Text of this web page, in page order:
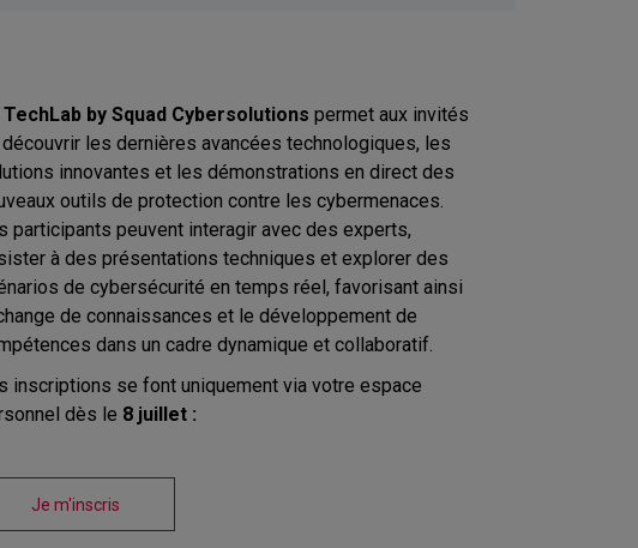
TechLab by Squad Cybersolutions permet aux invités
les dernières avancées technologiques, les
innovantes et les démonstrations en direct des
outils de protection contre les cybermenaces.
participants peuvent interagir avec des experts,
à des présentations techniques et explorer des
de cybersécurité en temps réel, favorisant ainsi
de connaissances et le développement de
dans un cadre dynamique et collaboratif.
inscriptions se font uniquement via votre espace
dès le 8 juillet :
Je m'inscris